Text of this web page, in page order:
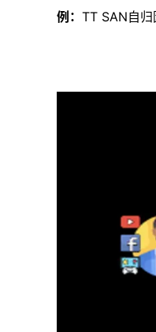
例： TT SAN自归